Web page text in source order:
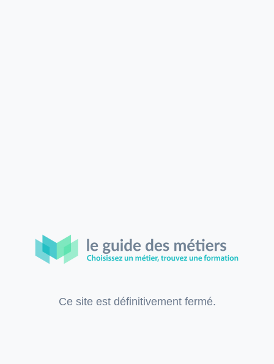
Ce site est définitivement fermé.